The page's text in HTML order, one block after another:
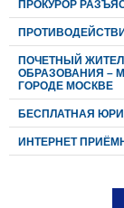
ПРОКУРОР
ПОЧЕТНЫЙ
ОБРАЗОВАНИЯ –
ГОРОДЕ МОСКВЕ
БЕСПЛАТНАЯ
ИНТЕРНЕТ